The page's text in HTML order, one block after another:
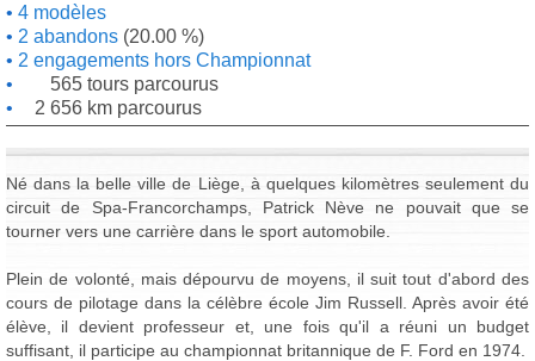
4 modèles
2 abandons (20.00 %)
2 engagements hors Championnat
565 tours parcourus
2 656 km parcourus
Né dans la belle ville de Liège, à quelques kilomètres seulement du
circuit de Spa-Francorchamps, Patrick Nève ne pouvait que se
tourner vers une carrière dans le sport automobile.
Plein de volonté, mais dépourvu de moyens, il suit tout d'abord des
cours de pilotage dans la célèbre école Jim Russell. Après avoir été
élève, il devient professeur et, une fois qu'il a réuni un budget
suffisant, il participe au championnat britannique de F. Ford en 1974.